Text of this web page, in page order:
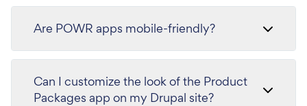
Are POWR apps mobile-friendly?
Can I customize the look of the Product
Packages app on my Drupal site?